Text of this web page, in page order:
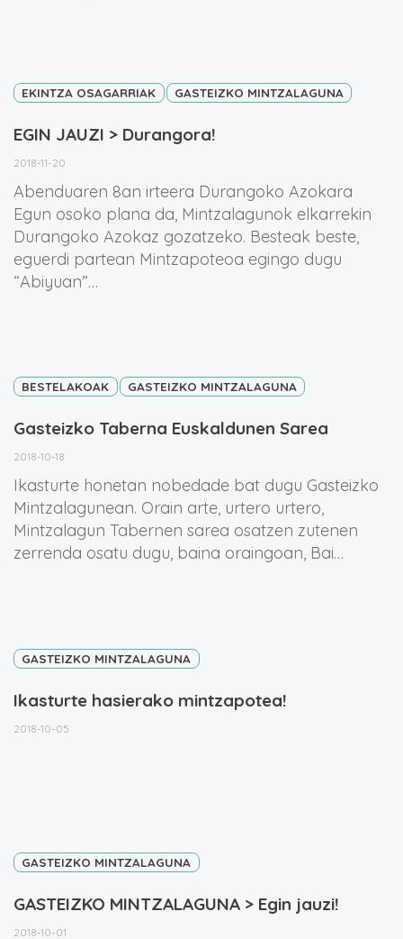
EKINTZA OSAGARRIAK GASTEIZKO MINTZALAGUNA
EGIN JAUZI > Durangora!
2018-11-20
Abenduaren 8an irteera Durangoko Azokara
Egun osoko plana da, Mintzalagunok elkarrekin
Durangoko Azokaz gozatzeko. Besteak beste,
eguerdi partean Mintzapoteoa egingo dugu
“Abiyuan”…
BESTELAKOAK GASTEIZKO MINTZALAGUNA
Gasteizko Taberna Euskaldunen Sarea
2018-10-18
Ikasturte honetan nobedade bat dugu Gasteizko
Mintzalagunean. Orain arte, urtero urtero,
Mintzalagun Tabernen sarea osatzen zutenen
zerrenda osatu dugu, baina oraingoan, Bai…
GASTEIZKO MINTZALAGUNA
Ikasturte hasierako mintzapotea!
2018-10-05
GASTEIZKO MINTZALAGUNA
GASTEIZKO MINTZALAGUNA > Egin jauzi!
2018-10-01